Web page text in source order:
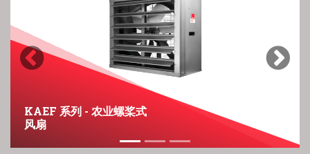
KAEF 系列 - 农业螺桨式
风扇
Previous Next